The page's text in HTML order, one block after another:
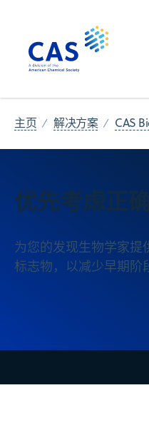
主页 解决方案 CAS
优先考虑正
为您的发现生物学家提
标志物，以减少早期阶